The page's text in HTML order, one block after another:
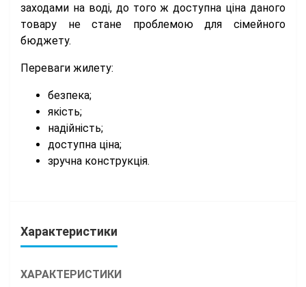
заходами на воді, до того ж доступна ціна даного
товару не стане проблемою для сімейного
бюджету.
Переваги жилету:
безпека;
якість;
надійність;
доступна ціна;
зручна конструкція.
Характеристики
ХАРАКТЕРИСТИКИ